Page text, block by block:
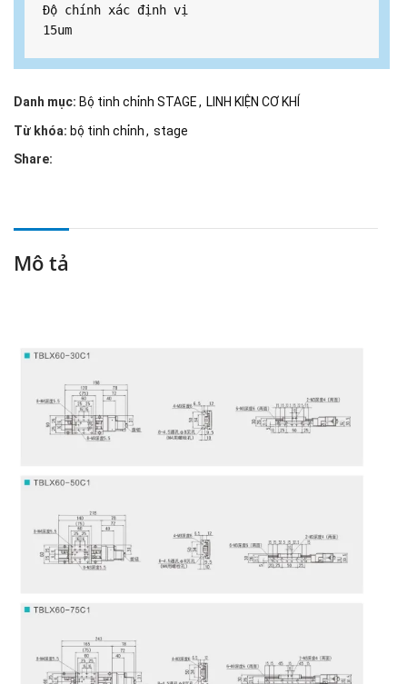
Độ chính xác định vị
15um
Danh mục: Bộ tinh chỉnh STAGE, LINH KIỆN CƠ KHÍ
Từ khóa: bộ tinh chỉnh, stage
Share:
Mô tả